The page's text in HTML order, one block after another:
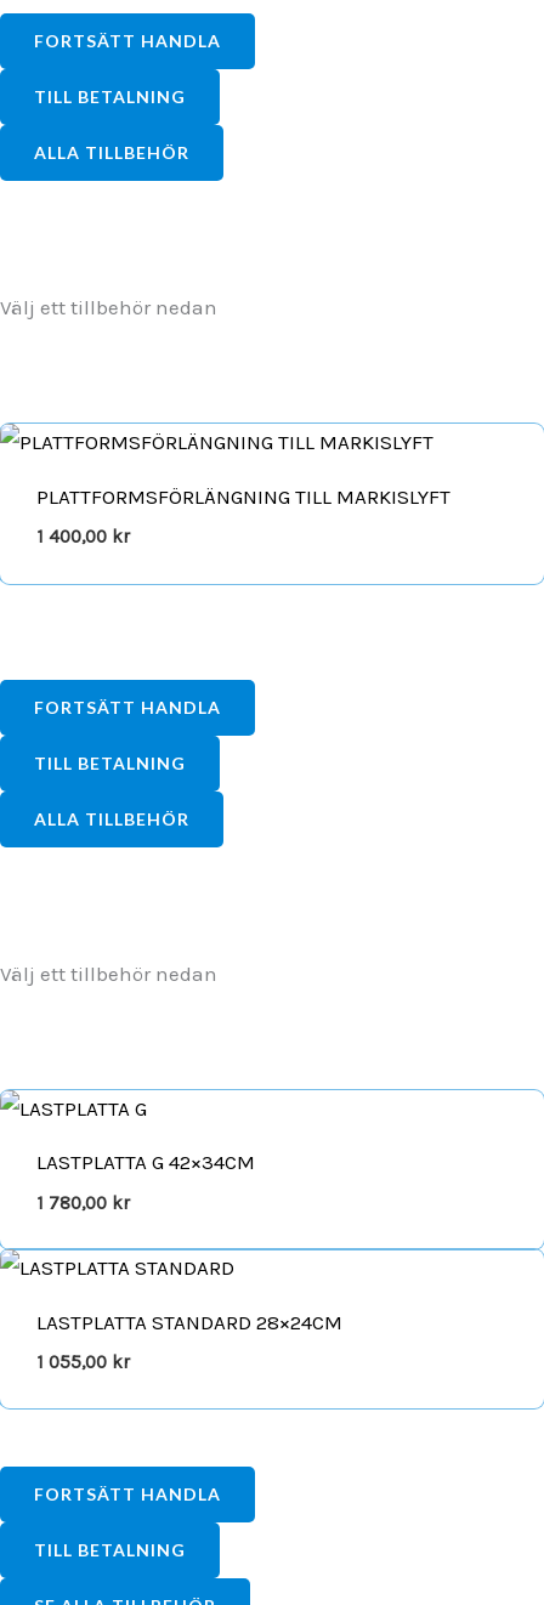
FORTSÄTT HANDLA
TILL BETALNING
ALLA TILLBEHÖR
Välj ett tillbehör nedan
PLATTFORMSFÖRLÄNGNING TILL MARKISLYFT
1 400,00 kr
FORTSÄTT HANDLA
TILL BETALNING
ALLA TILLBEHÖR
Välj ett tillbehör nedan
LASTPLATTA G 42×34CM
1 780,00 kr
LASTPLATTA STANDARD 28×24CM
1 055,00 kr
FORTSÄTT HANDLA
TILL BETALNING